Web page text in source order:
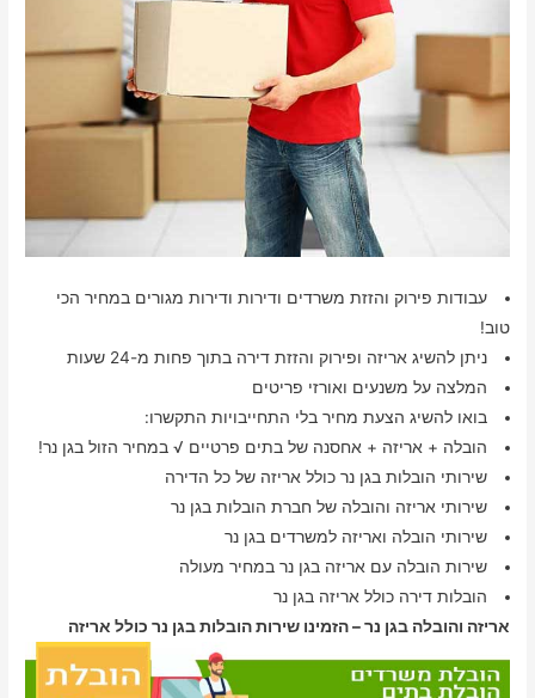
עבודות פירוק והזזת משרדים ודירות ודירות מגורים במחיר הכי
טוב!
ניתן להשיג אריזה ופירוק והזזת דירה בתוך פחות מ-24 שעות
המלצה על משנעים ואורזי פריטים
בואו להשיג הצעת מחיר בלי התחייבויות התקשרו:
הובלה + אריזה + אחסנה של בתים פרטיים √ במחיר הזול בגן נר!
שירותי הובלות בגן נר כולל אריזה של כל הדירה
שירותי אריזה והובלה של חברת הובלות בגן נר
שירותי הובלה ואריזה למשרדים בגן נר
שירות הובלה עם אריזה בגן נר במחיר מעולה
הובלות דירה כולל אריזה בגן נר
אריזה והובלה בגן נר – הזמינו שירות הובלות בגן נר כולל אריזה